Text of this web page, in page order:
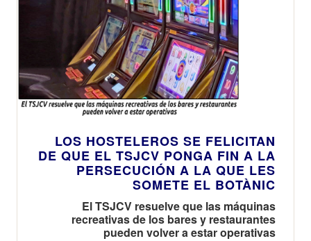
LOS HOSTELEROS SE FELICITAN
DE QUE EL TSJCV PONGA FIN A LA
PERSECUCIÓN A LA QUE LES
SOMETE EL BOTÀNIC
El TSJCV resuelve que las máquinas
recreativas de los bares y restaurantes
pueden volver a estar operativas